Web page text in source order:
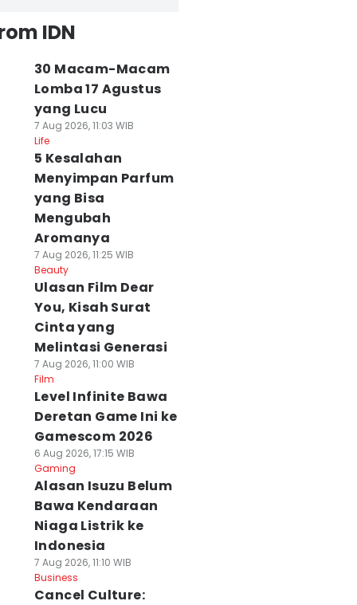
IDN
30 Macam-Macam
Lomba 17 Agustus
yang Lucu
7 Aug 2026, 11:03 WIB
Life
5 Kesalahan
Menyimpan Parfum
yang Bisa
Mengubah
Aromanya
7 Aug 2026, 11:25 WIB
Beauty
Ulasan Film Dear
You, Kisah Surat
Cinta yang
Melintasi Generasi
7 Aug 2026, 11:00 WIB
Film
Level Infinite Bawa
Deretan Game Ini ke
Gamescom 2026
6 Aug 2026, 17:15 WIB
Gaming
Alasan Isuzu Belum
Bawa Kendaraan
Niaga Listrik ke
Indonesia
7 Aug 2026, 11:10 WIB
Business
Cancel Culture: